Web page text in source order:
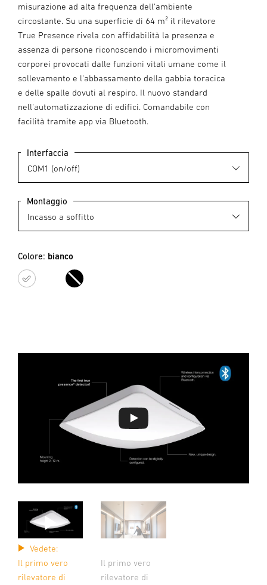
misurazione ad alta frequenza dell'ambiente
circostante. Su una superficie di 64 m² il rilevatore
True Presence rivela con affidabilità la presenza e
assenza di persone riconoscendo i micromovimenti
corporei provocati dalle funzioni vitali umane come il
sollevamento e l'abbassamento della gabbia toracica
e delle spalle dovuti al respiro. Il nuovo standard
nell'automatizzazione di edifici. Comandabile con
facilità tramite app via Bluetooth.
Interfaccia
Montaggio
Colore: bianco
bianconero
Vedete:
Il primo vero
rilevatore di
Il primo vero
rilevatore di